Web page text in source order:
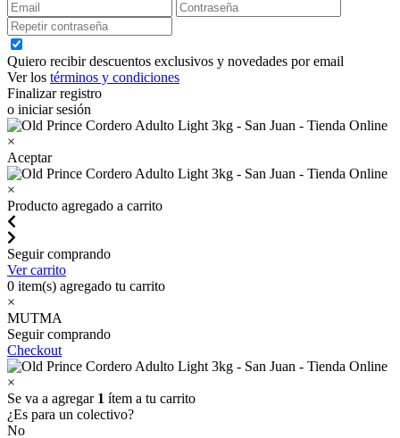
Quiero recibir descuentos exclusivos y novedades por email
Ver los términos y condiciones
Finalizar registro
o iniciar sesión
×
Aceptar
×
Producto agregado a carrito
Seguir comprando
Ver carrito
0 item(s) agregado tu carrito
×
MUTMA
Seguir comprando
Checkout
×
Se va a agregar 1 ítem a tu carrito
¿Es para un colectivo?
No